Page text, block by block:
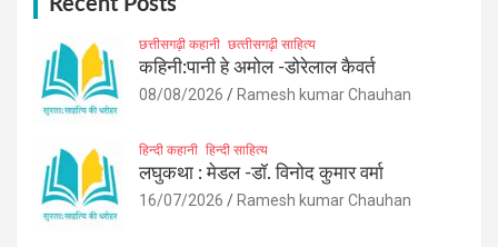
Recent Posts
छत्तीसगढ़ी कहानी छत्‍तीसगढ़ी साहित्‍य
कहिनी:पानी हे अमोल -डोरेलाल कैवर्त
08/08/2026 Ramesh kumar Chauhan
हिन्दी कहानी हिन्दी साहित्य
लघुकथा : मेडल -डॉ. विनोद कुमार वर्मा
16/07/2026 Ramesh kumar Chauhan